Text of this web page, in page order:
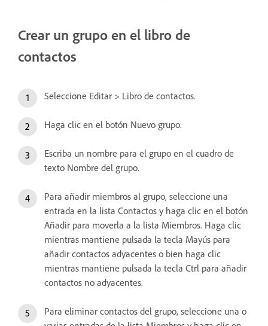
Crear un grupo en el libro de
contactos
Seleccione Editar > Libro de contactos.
Haga clic en el botón Nuevo grupo.
Escriba un nombre para el grupo en el cuadro de
texto Nombre del grupo.
Para añadir miembros al grupo, seleccione una
entrada en la lista Contactos y haga clic en el botón
Añadir para moverla a la lista Miembros. Haga clic
mientras mantiene pulsada la tecla Mayús para
añadir contactos adyacentes o bien haga clic
mientras mantiene pulsada la tecla Ctrl para añadir
contactos no adyacentes.
Para eliminar contactos del grupo, seleccione una o